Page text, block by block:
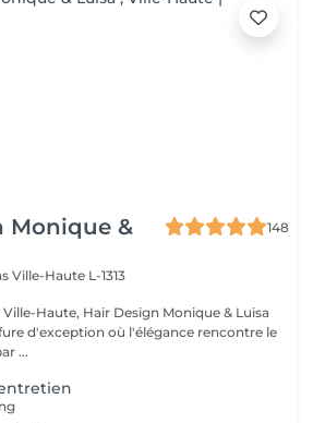
Monique &
148
Ville-Haute L-1313
Haute, Hair Design Monique & Luisa
d'exception où l'élégance rencontre le
...